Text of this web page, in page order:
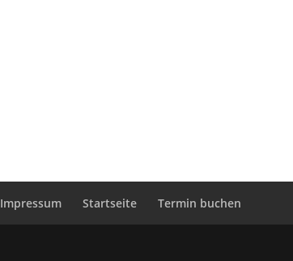
Impressum Startseite Termin buchen